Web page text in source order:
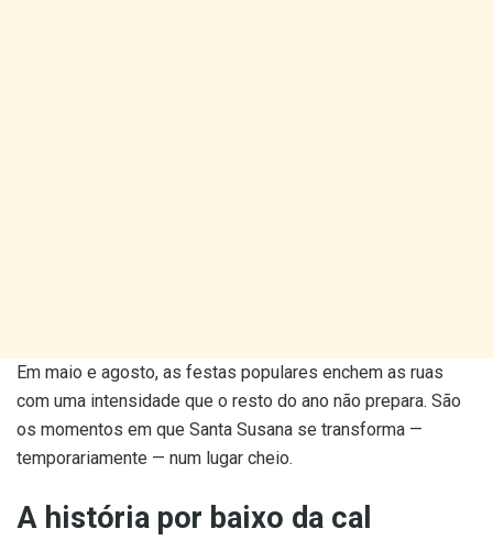
Em maio e agosto, as festas populares enchem as ruas
com uma intensidade que o resto do ano não prepara. São
os momentos em que Santa Susana se transforma —
temporariamente — num lugar cheio.
A história por baixo da cal